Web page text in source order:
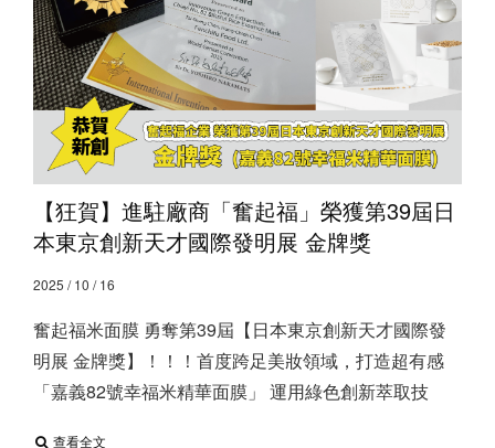
【狂賀】進駐廠商「奮起福」榮獲第39屆日
本東京創新天才國際發明展 金牌獎
2025 / 10 / 16
奮起福米面膜 勇奪第39屆【日本東京創新天才國際發
明展 金牌獎】！！！ ​ 首度跨足美妝領域，打造超有感
「嘉義82號幸福米精華面膜」 運用綠色創新萃取技
查看全文